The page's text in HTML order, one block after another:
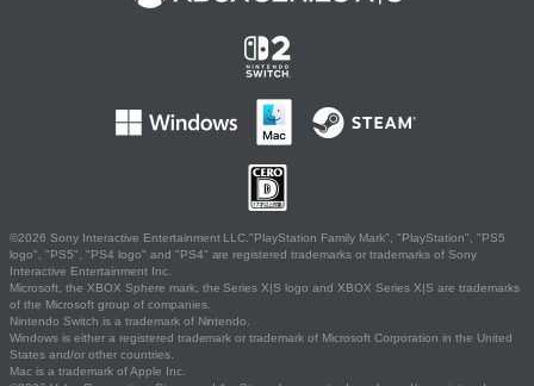
©2026 Sony Interactive Entertainment LLC."PlayStation Family Mark", "PlayStation", "PS5
logo", "PS5", "PS4 logo" and "PS4" are registered trademarks or trademarks of Sony
Interactive Entertainment Inc.
Microsoft, the XBOX Sphere mark, the Series X|S logo and XBOX Series X|S are trademarks
of the Microsoft group of companies.
Nintendo Switch is a trademark of Nintendo.
Windows is either a registered trademark or trademark of Microsoft Corporation in the United
States and/or other countries.
Mac is a trademark of Apple Inc.